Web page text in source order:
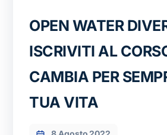
OPEN WATER
ISCRIVITI AL
CAMBIA PER
TUA VITA